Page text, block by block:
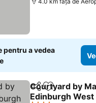
pentru a vedea
DistribuițiAdăugaţi la
Courtyard by
Edinburgh West